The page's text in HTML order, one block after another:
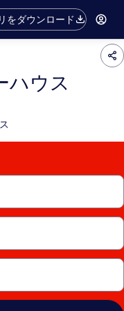
をダウンロード
ハウス